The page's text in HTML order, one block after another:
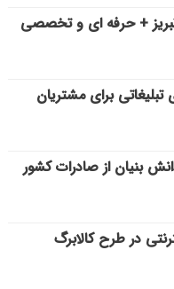
+ حرفه ای و تخصصی
برای مشتریان
بنیان از صادرات کشور
در طرح کالابرگ